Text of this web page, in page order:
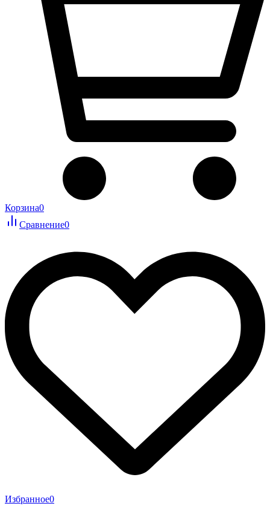
Корзина0
Сравнение0
Избранное0